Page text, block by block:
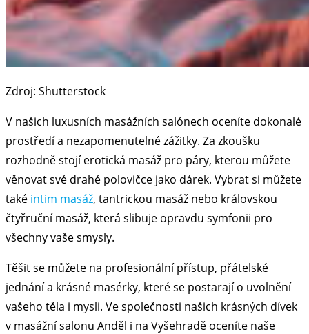
Zdroj: Shutterstock
V našich luxusních masážních salónech oceníte dokonalé
prostředí a nezapomenutelné zážitky. Za zkoušku
rozhodně stojí erotická masáž pro páry, kterou můžete
věnovat své drahé polovičce jako dárek. Vybrat si můžete
také intim masáž, tantrickou masáž nebo královskou
čtyřruční masáž, která slibuje opravdu symfonii pro
všechny vaše smysly.
Těšit se můžete na profesionální přístup, přátelské
jednání a krásné masérky, které se postarají o uvolnění
vašeho těla i mysli. Ve společnosti našich krásných dívek
v masážní salonu Anděl i na Vyšehradě oceníte naše